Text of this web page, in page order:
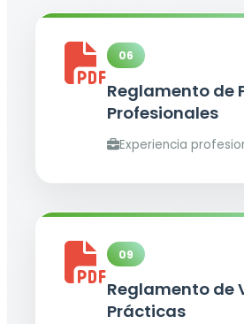
06
Reglamento de
Profesionales
Experiencia
09
Reglamento de
Prácticas